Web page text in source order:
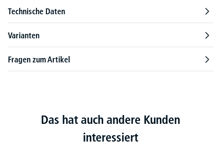
Technische Daten
Varianten
Fragen zum Artikel
Das hat auch andere Kunden
interessiert